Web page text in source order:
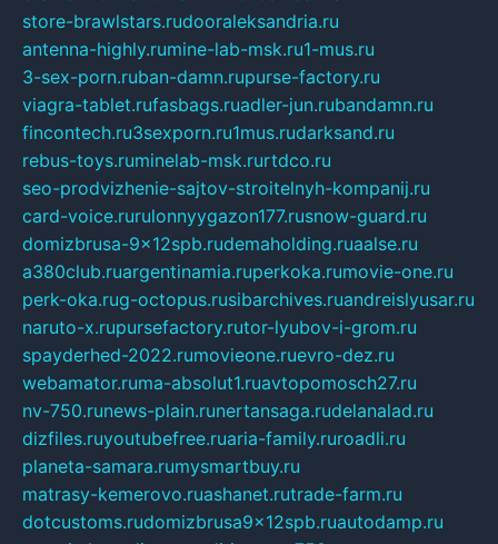
store-brawlstars.rudooraleksandria.ru
antenna-highly.rumine-lab-msk.ru1-mus.ru
3-sex-porn.ruban-damn.rupurse-factory.ru
viagra-tablet.rufasbags.ruadler-jun.rubandamn.ru
fincontech.ru3sexporn.ru1mus.rudarksand.ru
rebus-toys.ruminelab-msk.rurtdco.ru
seo-prodvizhenie-sajtov-stroitelnyh-kompanij.ru
card-voice.rurulonnyygazon177.rusnow-guard.ru
domizbrusa-9x12spb.rudemaholding.ruaalse.ru
a380club.ruargentinamia.ruperkoka.rumovie-one.ru
perk-oka.rug-octopus.rusibarchives.ruandreislyusar.ru
naruto-x.rupursefactory.rutor-lyubov-i-grom.ru
spayderhed-2022.rumovieone.ruevro-dez.ru
webamator.ruma-absolut1.ruavtopomosch27.ru
nv-750.runews-plain.runertansaga.rudelanalad.ru
dizfiles.ruyoutubefree.ruaria-family.ruroadli.ru
planeta-samara.rumysmartbuy.ru
matrasy-kemerovo.ruashanet.rutrade-farm.ru
dotcustoms.rudomizbrusa9x12spb.ruautodamp.ru